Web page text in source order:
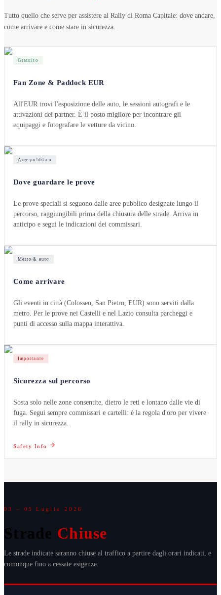
Tutto quello che serve per assistere al Rally di Roma Capitale: dove andare,
come arrivare e come stare in sicurezza.
Gratuito
Fan Zone & Paddock EUR
All'EUR trovi l'esposizione delle auto, le sessioni autografi e le
attivazioni dei partner. È il posto migliore per incontrare gli
equipaggi e fotografare le vetture da vicino.
Aree pubblico
Dove guardare le prove
Le prove speciali si seguono dalle aree pubblico designate lungo il
percorso, raggiungibili prima della chiusura delle strade. Arriva in
anticipo e segui le indicazioni dei commissari.
Metro & auto
Come arrivare
Gli eventi in città (Colosseo, San Pietro, EUR) sono serviti dalla
metro. Per le prove nei Castelli e nel Lazio consulta parcheggi e
punti di accesso sulla mappa interattiva.
Importante
Sicurezza sul percorso
Sosta solo nelle zone consentite, dietro le reti e lontano dalle vie di
fuga. Segui sempre commissari e cartelli: è la regola d'oro per vivere
il rally in sicurezza.
Safety Info
03 – 05 Luglio 2026
Strade Chiuse
Le strade indicate saranno chiuse al traffico a partire dagli orari indicati, e
comunque fino a cessate esigenze.